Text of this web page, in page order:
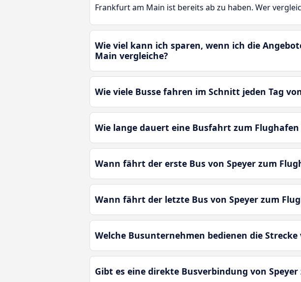
Frankfurt am Main ist bereits ab zu haben. Wer
Wie viel kann ich sparen, wenn ich die
Main vergleiche?
Wie viele Busse fahren im Schnitt jeden Tag
Wie lange dauert eine Busfahrt zum
Wann fährt der erste Bus von Speyer zum
Wann fährt der letzte Bus von Speyer zum
Welche Busunternehmen bedienen die
Gibt es eine direkte Busverbindung von